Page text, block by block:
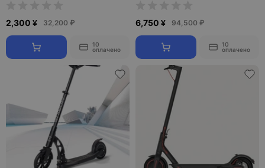
2,300 ¥ 32,200 ₽
10
оплачено
6,750 ¥ 94,500 ₽
10
оплачено